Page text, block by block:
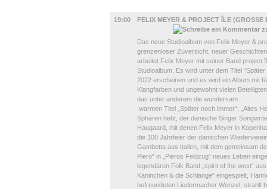
19:00
FELIX MEYER & PROJECT ÎLE (GROSSE
Das neue Studioalbum von Felix Meyer &
grenzenloser Zuversicht, neuer
arbeitet Felix Meyer mit seiner Band project
Studioalbum. Es wird unter dem Titel
2022 erscheinen und es wird ein Album mit
Klangfarben und ungewohnt vielen
das unter anderem die wundersam
warmen Titel „Später noch immer“, „Altes
Sphären hebt, der dänische Singer
Haugaard, mit denen Felix Meyer in
die 100 Jahrfeier der dänischen
Gambetta aus Italien, mit dem gemeinsam
Piero“ in „Pieros Feldzug“ neues Leben
legendären Folk Band „spirit of the west“
Kaninchen & die Schlange“ eingespielt,
befreundeten Liedermacher Wenzel, strahlt